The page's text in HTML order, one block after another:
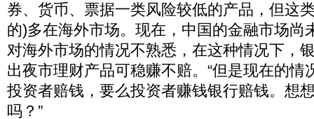
券、货币、票据一类风险较低的产品，但这
的)多在海外市场。现在，中国的金融市场尚
对海外市场的情况不熟悉，在这种情况下，
出夜市理财产品可稳赚不赔。“但是现在的情
投资者赔钱，要么投资者赚钱银行赔钱。想
吗？”